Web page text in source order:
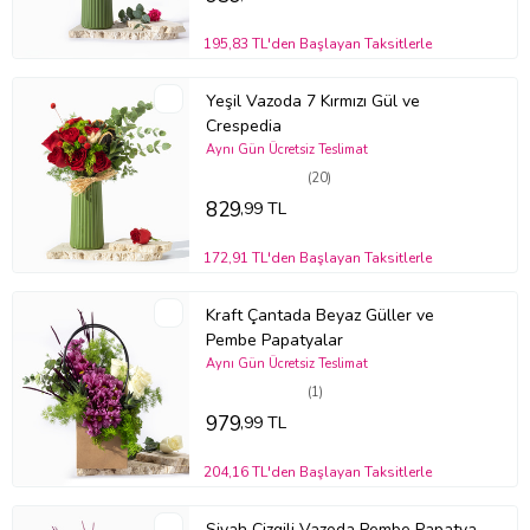
195,83 TL'den Başlayan Taksitlerle
Yeşil Vazoda 7 Kırmızı Gül ve
Crespedia
(20)
Aynı Gün Ücretsiz Teslimat
829,99 TL
172,91 TL'den Başlayan Taksitlerle
Kraft Çantada Beyaz Güller ve
Pembe Papatyalar
(1)
Aynı Gün Ücretsiz Teslimat
979,99 TL
204,16 TL'den Başlayan Taksitlerle